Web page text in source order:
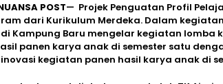
POST— Projek Penguatan Profil
dari Kurikulum Merdeka. Dalam
Kampung Baru mengelar kegiatan lomba
panen karya anak di semester satu
kegiatan panen hasil karya anak di